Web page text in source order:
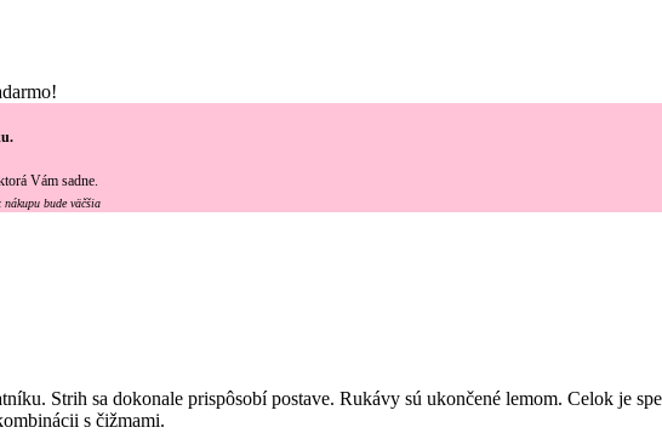
Vám sadne.
nákupu bude väčšia
Strih sa dokonale prispôsobí postave. Rukávy sú ukončené lemom. Celok je
s čižmami.